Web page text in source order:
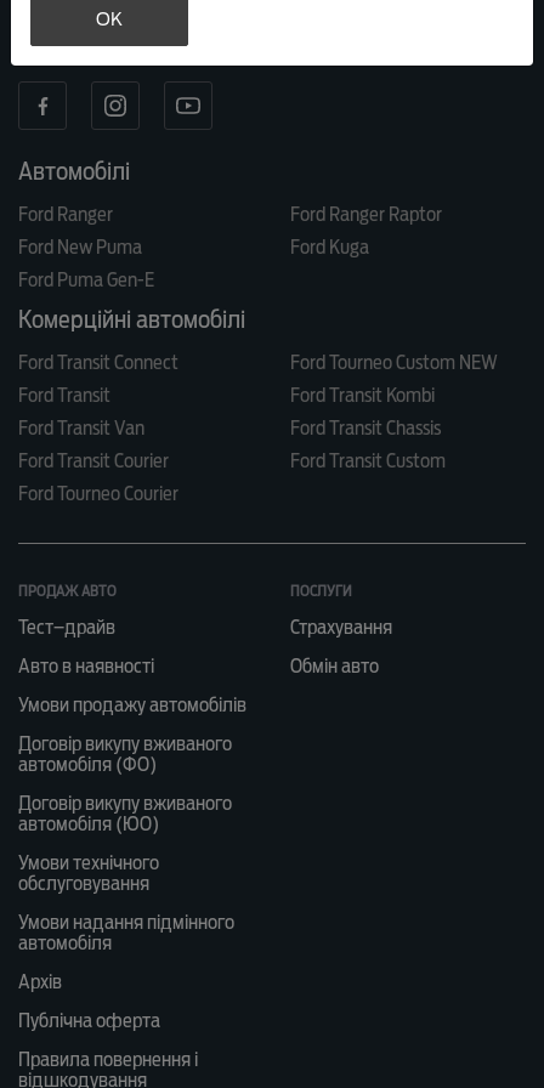
МИ В СОЦ. МЕРЕЖАХ
Автомобілі
Ford Ranger
Ford Ranger Raptor
Ford New Puma
Ford Kuga
Ford Puma Gen-E
Комерційні автомобілі
Ford Transit Connect
Ford Tourneo Custom NEW
Ford Transit
Ford Transit Kombi
Ford Transit Van
Ford Transit Chassis
Ford Transit Courier
Ford Transit Custom
Ford Tourneo Courier
ПРОДАЖ АВТО
Тест–драйв
Авто в наявності
Умови продажу автомобілів
Договір викупу вживаного
автомобіля (ФО)
Договір викупу вживаного
автомобіля (ЮО)
Умови технічного
обслуговування
Умови надання підмінного
автомобіля
Архів
Публічна оферта
Правила повернення і
відшкодування
ПОСЛУГИ
Страхування
Обмін авто
OK